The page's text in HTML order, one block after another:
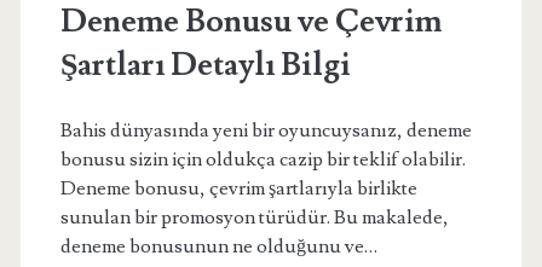
Deneme Bonusu ve Çevrim
Şartları Detaylı Bilgi
Bahis dünyasında yeni bir oyuncuysanız, deneme
bonusu sizin için oldukça cazip bir teklif olabilir.
Deneme bonusu, çevrim şartlarıyla birlikte
sunulan bir promosyon türüdür. Bu makalede,
deneme bonusunun ne olduğunu ve…